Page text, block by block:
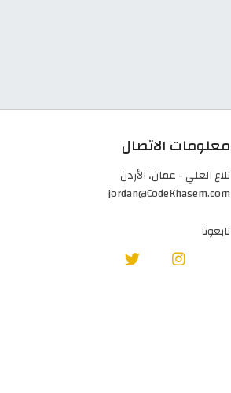
معلومات الاتصال
تلاع العلي - عمان، الأردن
jordan@CodeKhasem.com
تابعونا